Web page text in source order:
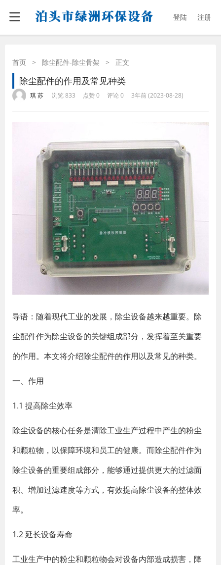
登陆 注册
首页 > 除尘配件-除尘骨架 > 正文
除尘配件的作用及常见种类
琪 苏 浏览 833 点赞 0 评论 0 3年前 (2023-08-28)
导语：随着现代工业的发展，除尘设备越来越重要。 除
尘配件作为除尘设备的关键组成部分，发挥着至关重要
的作用。本文将介绍除尘配件的作用以及常见的种类。
一、作用
1.1 提高除尘效率
除尘设备的核心任务是清除工业生产过程中产生的粉尘
和颗粒物，以保障环境和员工的健康。而除尘配件作为
除尘设备的重要组成部分，能够通过提供更大的过滤面
积、增加过滤速度等方式，有效提高除尘设备的整体效
率。
1.2 延长设备寿命
工业生产中的粉尘和颗粒物会对设备内部造成损害，降